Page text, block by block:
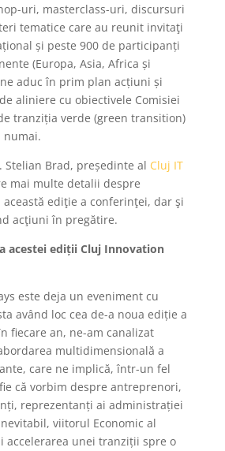
uri, masterclass-uri, discursuri
tematice care au reunit invitaţi
și peste 900 de participanți
(Europa, Asia, Africa și
aduc în prim plan acțiuni și
aliniere cu obiectivele Comisiei
tranziția verde (green transition)
numai.
Stelian Brad, președinte al Cluj IT
mai multe detalii despre
ediţie a conferinţei, dar şi
acţiuni în pregătire.
acestei ediții Cluj Innovation
este deja un eveniment cu
având loc cea de-a noua ediție a
fiecare an, ne-am canalizat
multidimensională a
care ne implică, într-un fel
că vorbim despre antreprenori,
reprezentanți ai administrației
viitorul Economic al
accelerarea unei tranziții spre o